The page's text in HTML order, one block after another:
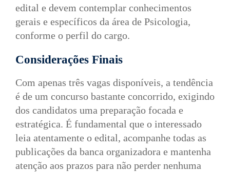
edital e devem contemplar conhecimentos
gerais e específicos da área de Psicologia,
conforme o perfil do cargo.
Considerações Finais
Com apenas três vagas disponíveis, a tendência
é de um concurso bastante concorrido, exigindo
dos candidatos uma preparação focada e
estratégica. É fundamental que o interessado
leia atentamente o edital, acompanhe todas as
publicações da banca organizadora e mantenha
atenção aos prazos para não perder nenhuma